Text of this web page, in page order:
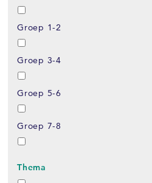
Groep 1-2
Groep 3-4
Groep 5-6
Groep 7-8
Thema